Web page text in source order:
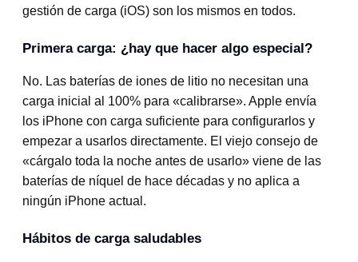
gestión de carga (iOS) son los mismos en todos.
Primera carga: ¿hay que hacer algo especial?
No. Las baterías de iones de litio no necesitan una
carga inicial al 100% para «calibrarse». Apple envía
los iPhone con carga suficiente para configurarlos y
empezar a usarlos directamente. El viejo consejo de
«cárgalo toda la noche antes de usarlo» viene de las
baterías de níquel de hace décadas y no aplica a
ningún iPhone actual.
Hábitos de carga saludables